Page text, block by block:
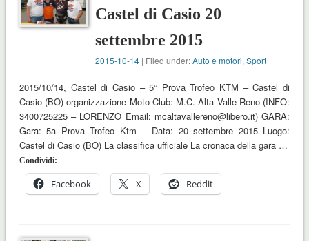
Castel di Casio 20
settembre 2015
2015-10-14 | Filed under:Auto e motori,Sport
2015/10/14, Castel di Casio – 5° Prova Trofeo KTM – Castel di
Casio (BO) organizzazione Moto Club: M.C. Alta Valle Reno (INFO:
3400725225 – LORENZO Email: mcaltavallereno@libero.it) GARA:
Gara: 5a Prova Trofeo Ktm – Data: 20 settembre 2015 Luogo:
Castel di Casio (BO) La classifica ufficiale La cronaca della gara …
Condividi:
Facebook X Reddit